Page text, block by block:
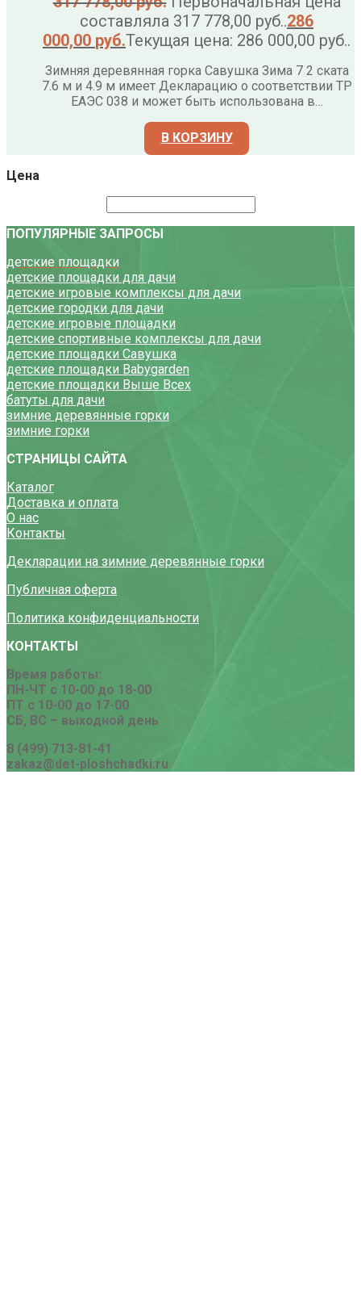
составляла 317 778,00 руб..286
000,00 руб.Текущая цена: 286 000,00 руб..
Зимняя деревянная горка Савушка Зима 7 2 ската
7.6 м и 4.9 м имеет Декларацию о соответствии ТР
ЕАЭС 038 и может быть использована в…
В КОРЗИНУ
Цена
ПОПУЛЯРНЫЕ ЗАПРОСЫ
детские площадки
детские площадки для дачи
детские игровые комплексы для дачи
детские городки для дачи
детские игровые площадки
детские спортивные комплексы для дачи
детские площадки Савушка
детские площадки Babygarden
детские площадки Выше Всех
батуты для дачи
зимние деревянные горки
зимние горки
СТРАНИЦЫ САЙТА
Каталог
Доставка и оплата
О нас
Контакты
Декларации на зимние деревянные горки
Публичная оферта
Политика конфиденциальности
КОНТАКТЫ
Время работы:
ПН-ЧТ с 10-00 до 18-00
ПТ с 10-00 до 17-00
СБ, ВС – выходной день
8 (499) 713-81-41
zakaz@det-ploshchadki.ru